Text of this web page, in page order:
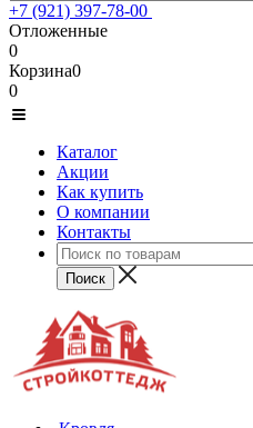
+7 (921) 397-78-00
Отложенные
0
Корзина0
0
Каталог
Акции
Как купить
О компании
Контакты